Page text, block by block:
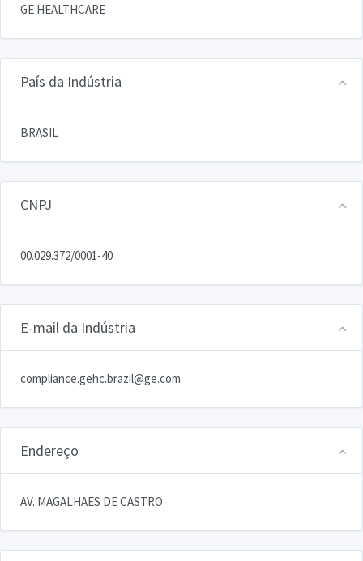
GE HEALTHCARE
País da Indústria
BRASIL
CNPJ
00.029.372/0001-40
E-mail da Indústria
compliance.gehc.brazil@ge.com
Endereço
AV. MAGALHAES DE CASTRO